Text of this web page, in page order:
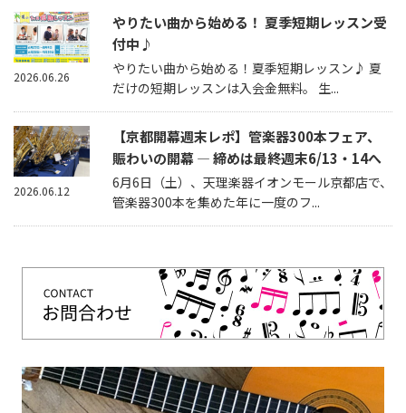
やりたい曲から始める！ 夏季短期レッスン受
付中♪
やりたい曲から始める！夏季短期レッスン♪ 夏
だけの短期レッスンは入会金無料。 生...
2026.06.26
【京都開幕週末レポ】管楽器300本フェア、
賑わいの開幕 — 締めは最終週末6/13・14へ
6月6日（土）、天理楽器イオンモール京都店で、
管楽器300本を集めた年に一度のフ...
2026.06.12